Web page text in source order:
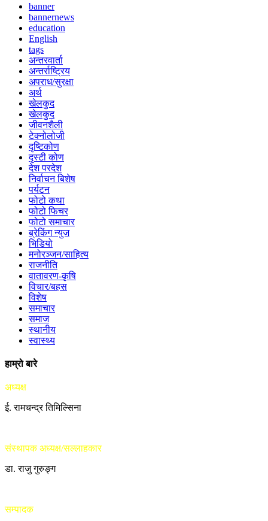
banner
bannernews
education
English
tags
अन्तरवार्ता
अन्तर्राष्ट्रिय
अपराध/सुरक्षा
अर्थ
खेलकुद
खेलकुद
जीवनशैली
टेक्नोलोजी
दृष्टिकोण
दृस्टी कोण
देश परदेश
निर्वाचन बिशेष
पर्यटन
फोटो कथा
फोटो फिचर
फोटो समाचार
ब्रेकिंग न्युज
भिडियो
मनोरञ्जन/साहित्य
राजनीति
वातावरण-कृषि
विचार/बहस
विशेष
समाचार
समाज
स्थानीय
स्वास्थ्य
हाम्रो बारे
अध्यक्ष
ई. रामचन्द्र तिमिल्सिना
संस्थापक अध्यक्ष/सल्लाहकार
डा. राजु गुरुङ्ग
सम्पादक